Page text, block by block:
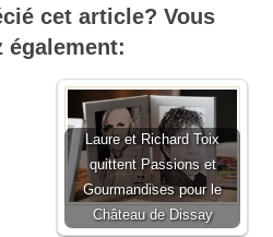
cet article? Vous
également:
Laure et Richard Toix
quittent Passions et
Gourmandises pour le
Château de Dissay